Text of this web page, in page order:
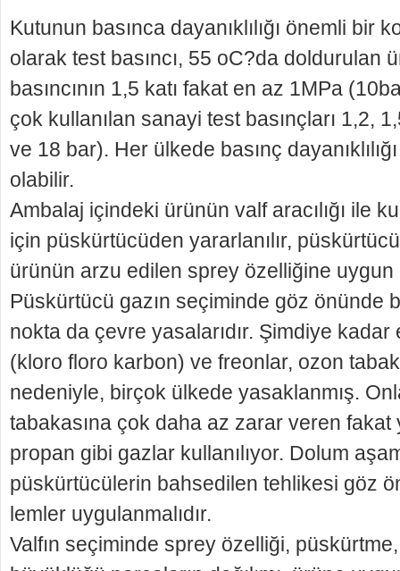
Kutunun basınca dayanıklılığı önemli bir
ola­rak test basıncı, 55 oC?da doldurulan
basıncı­nın 1,5 katı fakat en az 1MPa
çok kulla­nılan sanayi test basınçları 1,2,
ve 18 bar). Her ülkede basınç
olabilir.
Ambalaj içindeki ürünün valf aracılığı ile
için püskürtücüden yararlanılır,
ürünün arzu edilen sprey özelliğine uygun
Püskürtücü gazın seçi­minde göz önünde
nokta da çevre yasalarıdır. Şimdiye kadar
(kloro floro karbon) ve freonlar, ozon
nedeniyle, birçok ülkede yasaklan­mış.
tabakasına çok daha az zarar veren fakat
propan gibi gazlar kullanılıyor. Dolum
püskürtücülerin bahsedilen tehlikesi göz
lemler uygulanmalıdır.
Valfın seçiminde sprey özelliği,